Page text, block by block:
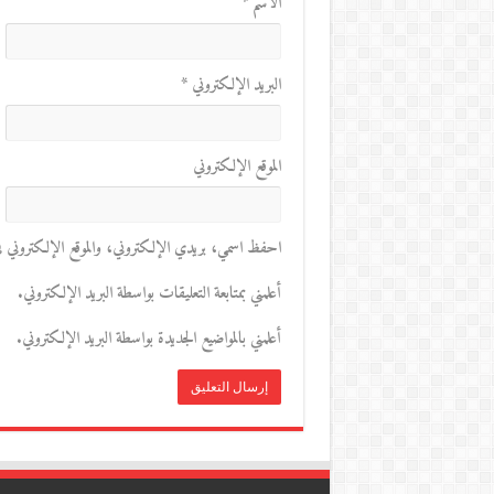
البريد الإلكتروني*
الموقع الإلكتروني
احفظ اسمي، بريدي الإلكتروني، والموقع الإلكتروني
أعلمني بمتابعة التعليقات بواسطة البريد الإلكتروني.
أعلمني بالمواضيع الجديدة بواسطة البريد الإلكتروني.